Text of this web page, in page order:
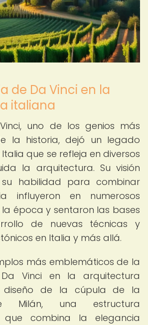
de Da Vinci en la
italiana
uno de los genios más
la historia, dejó un legado
que se refleja en diversos
la arquitectura. Su visión
habilidad para combinar
influyeron en numerosos
época y sentaron las bases
de nuevas técnicas y
en Italia y más allá.
más emblemáticos de la
Vinci en la arquitectura
diseño de la cúpula de la
Milán, una estructura
que combina la elegancia